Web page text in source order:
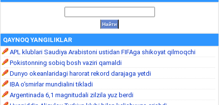
QAYNOQ YANGILIKLAR
APL klublari Saudiya Arabistoni ustidan FIFAga shikoyat qilmoqchi
Pokistonning sobiq bosh vaziri qamaldi
Dunyo okeanlaridagi harorat rekord darajaga yetdi
IBA o‘smirlar mundialini tikladi
Argentinada 6,1 magnitudali zilzila yuz berdi